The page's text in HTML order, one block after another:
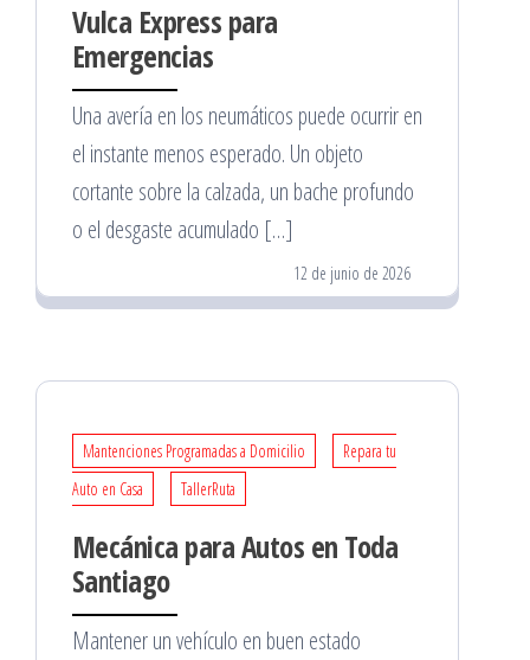
Vulca Express para
Emergencias
Una avería en los neumáticos puede ocurrir en
el instante menos esperado. Un objeto
cortante sobre la calzada, un bache profundo
o el desgaste acumulado […]
12 de junio de 2026
Mantenciones Programadas a Domicilio
Repara tu
Auto en Casa
TallerRuta
Mecánica para Autos en Toda
Santiago
Mantener un vehículo en buen estado